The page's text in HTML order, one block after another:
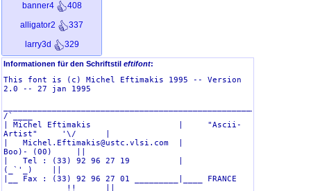
banner4
408
alligator2
337
larry3d
329
smkeyboard
313
graffiti
312
sub-zero
249
dosrebel
221
kontoslant
217
eftifont
208
Informationen für den Schriftstil eftifont:
This font is (c) Michel Eftimakis 1995 -- Version
2.0 -- 27 jan 1995
/`____
| Michel Eftimakis                  |     "Ascii-
Artist"     '\/      |
|   Michel.Eftimakis@ustc.vlsi.com  |
Boo)- (00)     ||
|   Tel : (33) 92 96 27 19          |
(_`'_)    ||
|__ Fax : (33) 92 96 27 01 _________|____ FRANCE
___________ _!!_ ____||